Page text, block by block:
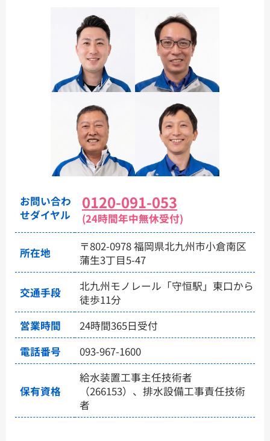
お問い合わ
せダイヤル
0120-091-053
(24時間年中無休受付)
所在地
〒802-0978 福岡県北九州市小倉南区
蒲生3丁目5-47
交通手段
北九州モノレール「守恒駅」東口から
徒歩11分
営業時間
24時間365日受付
電話番号
093-967-1600
保有資格
給水装置工事主任技術者
（266153）、排水設備工事責任技術
者